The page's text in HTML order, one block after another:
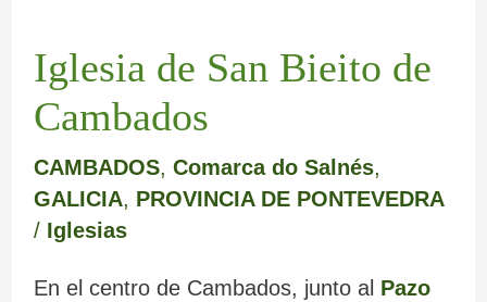
Iglesia de San Bieito de
Cambados
CAMBADOS, Comarca do Salnés,
GALICIA, PROVINCIA DE PONTEVEDRA
/ Iglesias
En el centro de Cambados, junto al Pazo